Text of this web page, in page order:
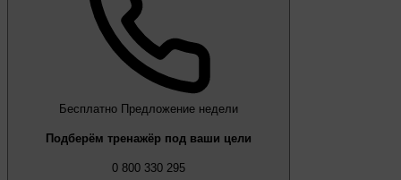
Бесплатно Предложение недели
Подберём тренажёр под ваши цели
0 800 330 295